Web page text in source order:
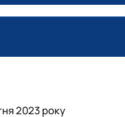
2023 року